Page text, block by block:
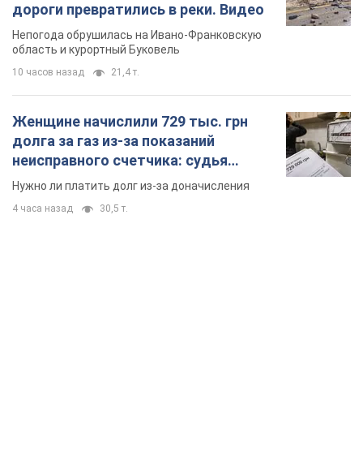
дороги превратились в реки. Видео
Непогода обрушилась на Ивано-Франковскую
область и курортный Буковель
10 часов назад 21,4 т.
Женщине начислили 729 тыс. грн
долга за газ из-за показаний
неисправного счетчика: судья
вынес неожиданное решение
Нужно ли платить долг из-за доначисления
4 часа назад 30,5 т.